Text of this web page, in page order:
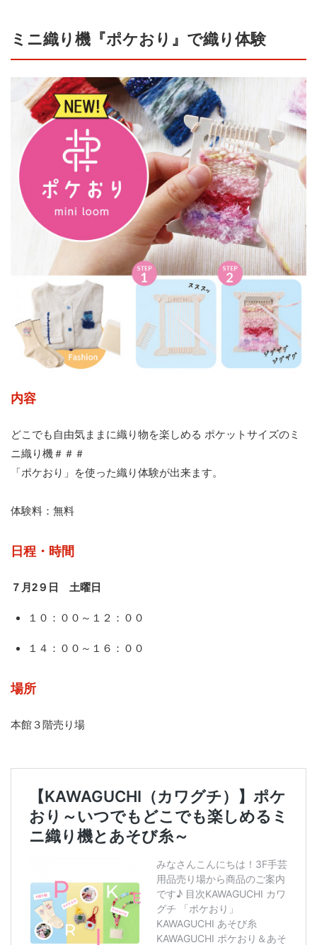
ミニ織り機『ポケおり』で織り体験
内容
どこでも自由気ままに織り物を楽しめる ポケットサイズのミ
ニ織り機＃＃＃
「ポケおり」を使った織り体験が出来ます。
体験料：無料
日程・時間
７月2９日 土曜日
１０：００～１２：００
１４：００～１６：００
場所
本館３階売り場